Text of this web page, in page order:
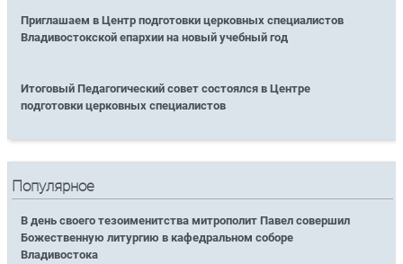
Приглашаем в Центр подготовки церковных специалистов
Владивостокской епархии на новый учебный год
Итоговый Педагогический совет состоялся в Центре
подготовки церковных специалистов
Популярное
В день своего тезоименитства митрополит Павел совершил
Божественную литургию в кафедральном соборе
Владивостока